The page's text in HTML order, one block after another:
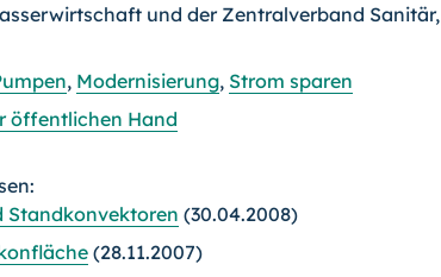
und der Zentralverband Sanitär,
, Modernisierung, Strom sparen
öffentlichen Hand
Standkonvektoren (30.04.2008)
(28.11.2007)